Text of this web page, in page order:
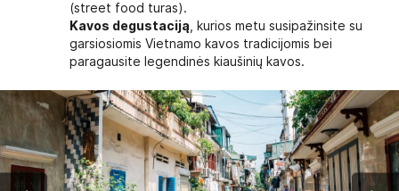
(street food turas).
Kavos degustaciją , kurios metu susipažinsite su
garsiosiomis Vietnamo kavos tradicijomis bei
paragausite legendinės kiaušinių kavos.